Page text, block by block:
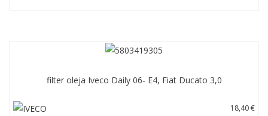
filter oleja Iveco Daily 06- E4, Fiat Ducato 3,0
18,40 €